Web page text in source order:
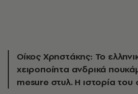
Οίκος Χρηστάκης: Το
χειροποίητα ανδρικά
mesure στυλ. Η ιστορία του